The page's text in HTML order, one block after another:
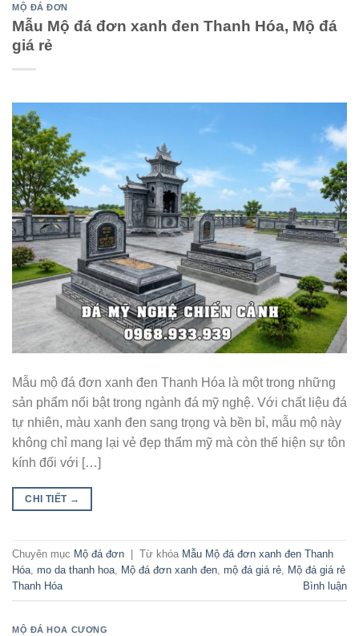
MỘ ĐÁ ĐƠN
Mẫu Mộ đá đơn xanh đen Thanh Hóa, Mộ đá
giá rẻ
Mẫu mộ đá đơn xanh đen Thanh Hóa là một trong những
sản phẩm nổi bật trong ngành đá mỹ nghệ. Với chất liệu đá
tự nhiên, màu xanh đen sang trọng và bền bỉ, mẫu mộ này
không chỉ mang lại vẻ đẹp thẩm mỹ mà còn thể hiện sự tôn
kính đối với […]
CHI TIẾT →
Chuyên mục Mộ đá đơn Từ khóa Mẫu Mộ đá đơn xanh đen Thanh
Hóa mo da thanh hoa Mộ đá đơn xanh đen mộ đá giá rẻ
Mộ đá giá rẻ
Thanh Hóa
Bình luận
MỘ ĐÁ HOA CƯƠNG